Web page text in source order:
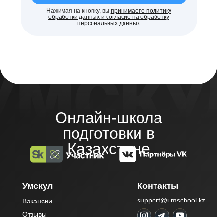
Нажимая на кнопку, вы принимаете политику
обработки данных и согласие на обработку
персональных данных
Онлайн-школа
подготовки в
Казахстане
Умскул Контакты
Вакансии
Отзывы
support@umschool.kz